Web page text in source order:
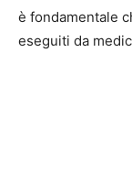
è fondamentale
eseguiti da